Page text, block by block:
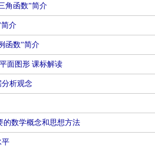
角函数”简介
介
函数”简介
面图形 课标解读
析观念
的数学概念和思想方法
平